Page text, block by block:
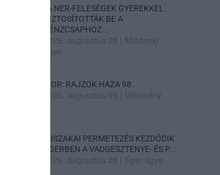
„A NER-FELESÉGEK GYEREKKEL
BIZTOSÍTOTTÁK BE A
PÉNZCSAPHOZ...
2026. augusztus 05
Mindenki
ügye
SIOR: RAJZOK HAZA 98.
2026. augusztus 05 Vélemény
ÉJSZAKAI PERMETEZÉS KEZDŐDIK
EGERBEN A VADGESZTENYE- ÉS P...
2026. augusztus 05 Eger ügye